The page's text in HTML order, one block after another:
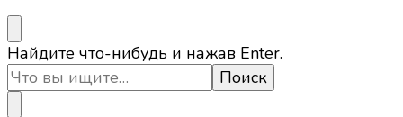
Ищите
что-
то?
Найдите что-нибудь и нажав Enter.